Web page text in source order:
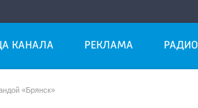
КАНАЛА РЕКЛАМА РАДИО
«Брянск»